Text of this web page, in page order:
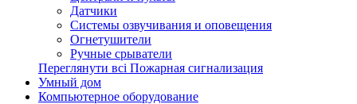
Датчики
Системы озвучивания и оповещения
Огнетушители
Ручные срыватели
Переглянути всі Пожарная сигнализация
Умный дом
Компьютерное оборудование